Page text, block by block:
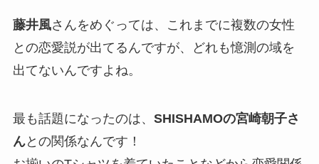
藤井風さんをめぐっては、これまでに複数の女性
との恋愛説が出てるんですが、どれも憶測の域を
出てないんですよね。
最も話題になったのは、 SHISHAMOの宮崎朝子さ
んとの関係なんです！